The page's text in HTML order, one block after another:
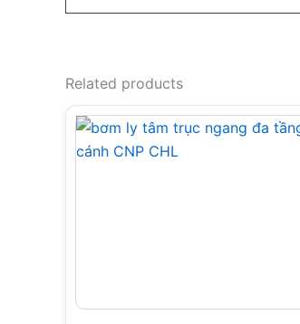
Related products